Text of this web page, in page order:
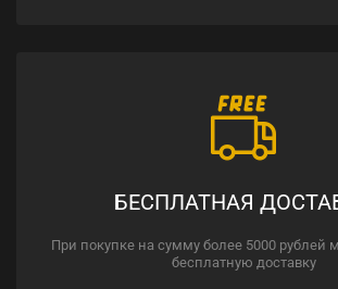
БЕСПЛАТНАЯ
При покупке на сумму более 5000 рублей
бесплатную доставку